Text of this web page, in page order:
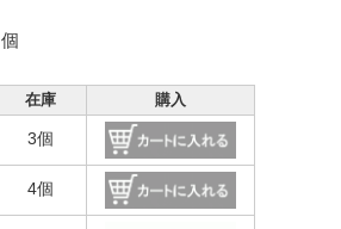
個
在庫 購入
3個
4個